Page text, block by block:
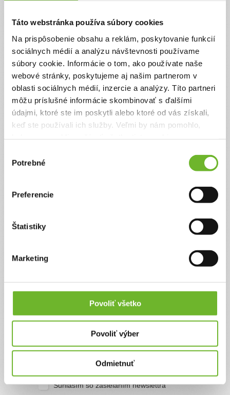
Táto webstránka používa súbory cookies
Na prispôsobenie obsahu a reklám, poskytovanie funkcií
sociálnych médií a analýzu návštevnosti používame
súbory cookie. Informácie o tom, ako používate naše
webové stránky, poskytujeme aj našim partnerom v
oblasti sociálnych médií, inzercie a analýzy. Títo partneri
môžu príslušné informácie skombinovať s ďalšími
údajmi, ktoré ste im poskytli alebo ktoré od vás získali,
keď ste používali ich služby. Veľmi by nám pomohlo,
súhlasu
Potrebné
Preferencie
Štatistiky
Marketing
Povoliť všetko
Povoliť výber
Odmietnuť
Pomôžte nám pomáhať
Vďaka Vášmu príspevku môžeme príjemcom
sprostredkovať dary v plnej výške a zároveň pomôžete
pokryť prevádzkové náklady na chod našej neziskovej
organizácie.
€
Celková suma
2 €
Zadajte svoje údaje
Email
portálu ĽudiaĽuďom.sk
Súhlasím so zasielaním newslettra